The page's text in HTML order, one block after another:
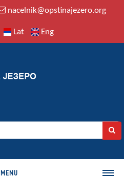
nacelnik@opstinajezero.org
Lat Eng
MENU